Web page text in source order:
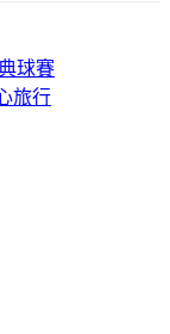
球賽
旅行